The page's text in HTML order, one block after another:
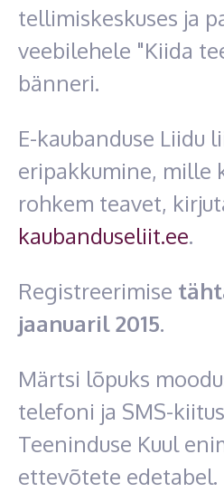
tellimiskeskuses ja
veebilehele "Kiida
bänneri.
E-kaubanduse Liidu
eripakkumine, mille
rohkem teavet,
kaubanduseliit.ee.
Registreerimise
jaanuaril 2015.
Märtsi lõpuks
telefoni ja SMS-
Teeninduse Kuul
ettevõtete edetabel.